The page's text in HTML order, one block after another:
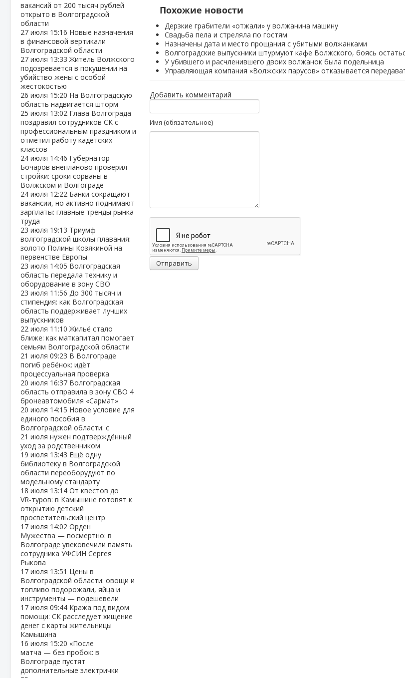
вакансий от 200 тысяч рублей
открыто в Волгоградской
области
27 июля 15:16 Новые назначения
в финансовой вертикали
Волгоградской области
27 июля 13:33Житель Волжского
подозревается в покушении на
убийство жены с особой
жестокостью
26 июля 15:20 На Волгоградскую
область надвигается шторм
25 июля 13:02 Глава Волгограда
поздравил сотрудников СК с
профессиональным праздником и
отметил работу кадетских
классов
24 июля 14:46 Губернатор
Бочаров внепланово проверил
стройки: сроки сорваны в
Волжском и Волгограде
24 июля 12:22 Банки сокращают
вакансии, но активно поднимают
зарплаты: главные тренды рынка
труда
23 июля 19:13 Триумф
волгоградской школы плавания:
золото Полины Козякиной на
первенстве Европы
23 июля 14:05 Волгоградская
область передала технику и
оборудование в зону СВО
23 июля 11:56 До 300 тысяч и
стипендия: как Волгоградская
область поддерживает лучших
выпускников
22 июля 11:10Жильё стало
ближе: как маткапитал помогает
семьям Волгоградской области
21 июля 09:23 В Волгограде
погиб ребёнок: идёт
процессуальная проверка
20 июля 16:37 Волгоградская
область отправила в зону СВО 4
бронеавтомобиля «Сармат»
20 июля 14:15 Новое условие для
единого пособия в
Волгоградской области: с
21 июля нужен подтверждённый
уход за родственником
19 июля 13:43 Ещё одну
библиотеку в Волгоградской
области переоборудуют по
модельному стандарту
18 июля 13:14 От квестов до
VR‑туров: в Камышине готовят к
открытию детский
просветительский центр
17 июля 14:02 Орден
Мужества — посмертно: в
Волгограде увековечили память
сотрудника УФСИН Сергея
Рыкова
17 июля 13:51 Цены в
Волгоградской области: овощи и
топливо подорожали, яйца и
инструменты — подешевели
17 июля 09:44 Кража под видом
помощи: СК расследует хищение
денег с карты жительницы
Камышина
16 июля 15:20 «После
матча — без пробок: в
Волгограде пустят
дополнительные электрички
Похожие новости
Дерзкие грабители «отжали» у волжанина машину
Свадьба пела и стреляла по гостям
Назначены дата и место прощания с убитыми волжанками
Волгоградские выпускники штурмуют кафе Волжского, боясь
У убившего и расчленившего двоих волжанок была подельница
Управляющая компания «Волжских парусов» отказывается
Добавить комментарий
Имя (обязательное)
Отправить